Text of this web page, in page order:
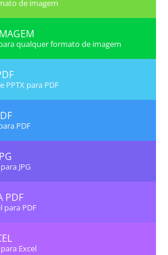
de imagem
qualquer formato de imagem
PPTX para PDF
PDF
JPG
PDF
para PDF
Excel